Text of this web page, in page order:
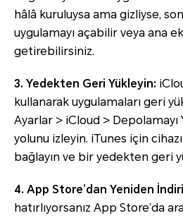
hâlâ kuruluysa ama gizliyse,
uygulamayı açabilir veya ana
getirebilirsiniz.
3. Yedekten Geri Yükleyin:
kullanarak uygulamaları geri
Ayarlar > iCloud > Depolamayı
yolunu izleyin. iTunes için
bağlayın ve bir yedekten geri
4. App Store’dan Yeniden
hatırlıyorsanız App Store’da